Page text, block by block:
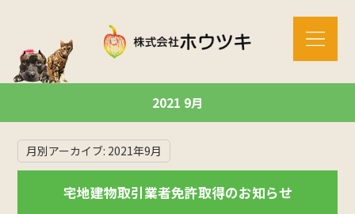
2021 9月
月別アーカイブ: 2021年9月
宅地建物取引業者免許取得のお知らせ